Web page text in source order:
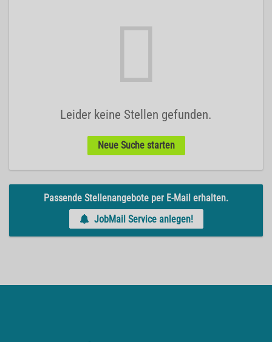
Leider keine Stellen gefunden.
Neue Suche starten
Passende Stellenangebote per E-Mail erhalten.
JobMail Service anlegen!